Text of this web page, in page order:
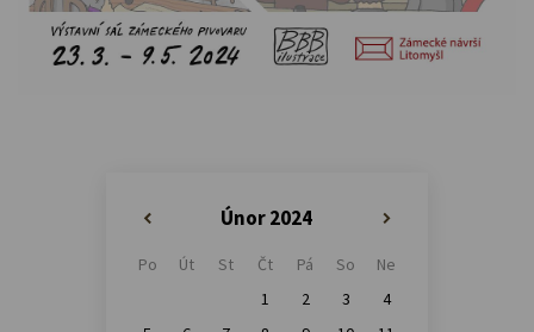
Únor 2024
Po Út St Čt Pá So
Ne
1
2 3
4